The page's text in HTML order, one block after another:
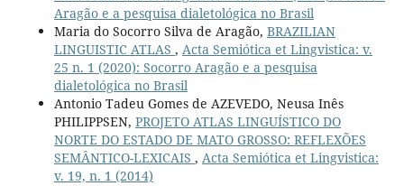
Aragão e a pesquisa dialetológica no Brasil
Maria do Socorro Silva de Aragão, BRAZILIAN
LINGUISTIC ATLAS , Acta Semiótica et Lingvistica: v.
25 n. 1 (2020): Socorro Aragão e a pesquisa
dialetológica no Brasil
Antonio Tadeu Gomes de AZEVEDO, Neusa Inês
PHILIPPSEN, PROJETO ATLAS LINGUÍSTICO DO
NORTE DO ESTADO DE MATO GROSSO: REFLEXÕES
SEMÂNTICO-LEXICAIS , Acta Semiótica et Lingvistica:
v. 19, n. 1 (2014)